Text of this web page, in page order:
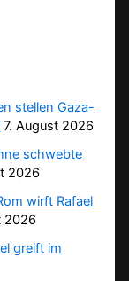
stellen Gaza-
7. August 2026
schwebte
2026
wirft Rafael
2026
greift im